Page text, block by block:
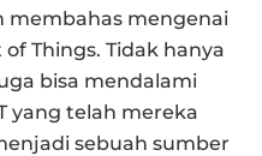
mengenai
Things. Tidak hanya
bisa mendalami
yang telah mereka
sebuah sumber